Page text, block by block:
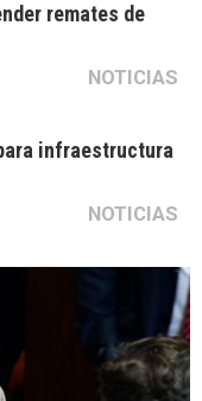
remates de
NOTICIAS
infraestructura
NOTICIAS